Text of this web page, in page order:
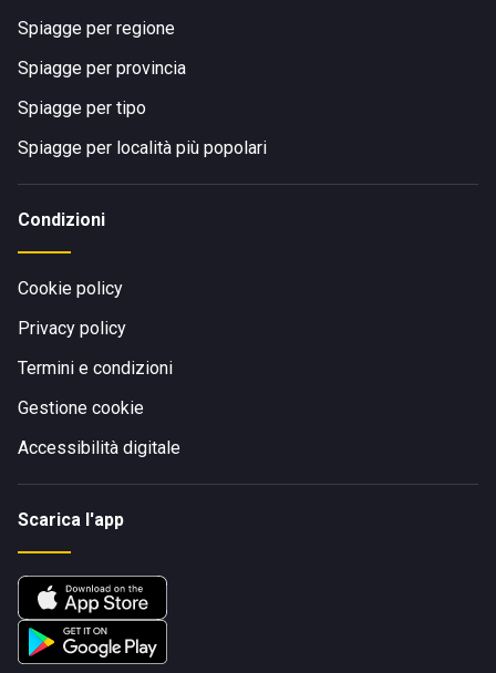
Spiagge per regione
Spiagge per provincia
Spiagge per tipo
Spiagge per località più popolari
Condizioni
Cookie policy
Privacy policy
Termini e condizioni
Gestione cookie
Accessibilità digitale
Scarica l'app